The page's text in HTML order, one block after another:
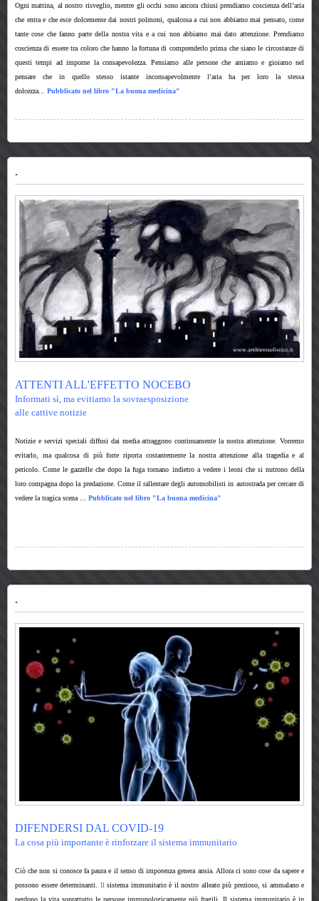
Ogni mattina, al nostro risveglio, mentre gli occhi sono ancora chiusi prendiamo coscienza dell’aria
che entra e che esce dolcemente dai nostri polmoni, qualcosa a cui non abbiamo mai pensato, come
tante cose che fanno parte della nostra vita e a cui non abbiamo mai dato attenzione. Prendiamo
coscienza di essere tra coloro che hanno la fortuna di comprenderlo prima che siano le circostanze di
questi tempi ad imporne la consapevolezza. Pensiamo alle persone che amiamo e gioiamo nel
pensare che in quello stesso istante inconsapevolmente l’aria ha per loro la stessa
dolcezza... Pubblicato nel libro "La buona medicina"
.
ATTENTI ALL'EFFETTO NOCEBO
Informati sì, ma evitiamo la sovraesposizione
alle cattive notizie
Notizie e servizi speciali diffusi dai media attraggono continuamente la nostra attenzione. Vorremo
evitarlo, ma qualcosa di più forte riporta costantemente la nostra attenzione alla tragedia e al
pericolo. Come le gazzelle che dopo la fuga tornano indietro a vedere i leoni che si nutrono della
loro compagna dopo la predazione. Come il rallentare degli automobilisti in autostrada per cercare di
vedere la tragica scena
Pubblicato nel libro "La buona medicina"
.
DIFENDERSI DAL COVID-19
La cosa più importante è rinforzare il sistema immunitario
Ciò che non si conosce fa paura e il senso di impotenza genera ansia. Allora ci sono cose da sapere e
possono essere determinanti. Il sistema immunitario è il nostro alleato più prezioso, si ammalano e
perdono la vita soprattutto le persone immunologicamente più fragili. Il sistema immunitario è in